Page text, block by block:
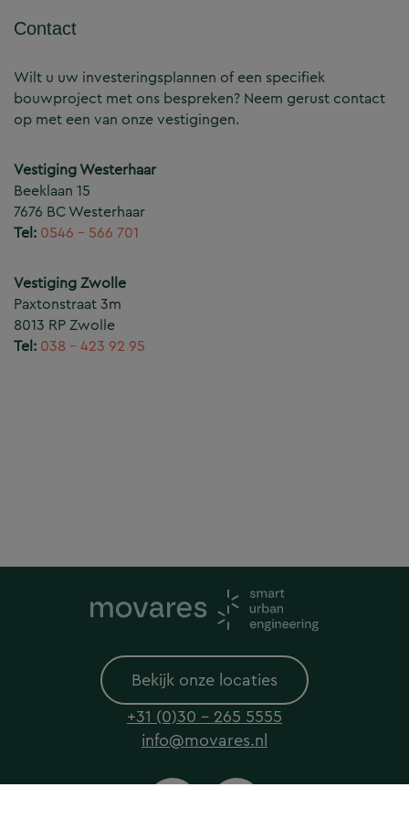
Contact
Wilt u uw investeringsplannen of een specifiek
bouwproject met ons bespreken? Neem gerust contact
op met een van onze vestigingen.
Vestiging Westerhaar
Beeklaan 15
7676 BC Westerhaar
Tel: 0546 – 566 701
Vestiging Zwolle
Paxtonstraat 3m
8013 RP Zwolle
Tel: 038 – 423 92 95
Bekijk onze locaties
+31 (0)30 - 265 5555
info@movares.nl